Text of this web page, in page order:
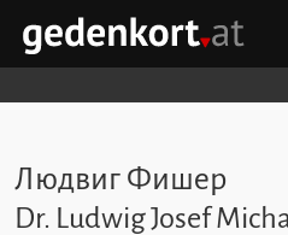
Перейти к содержимому
Перейти к навигации
Перейти к быстрым ссылкам
GEDENKORT - ГЛАВНАЯ
Людвиг Фишер
Dr. Ludwig Josef